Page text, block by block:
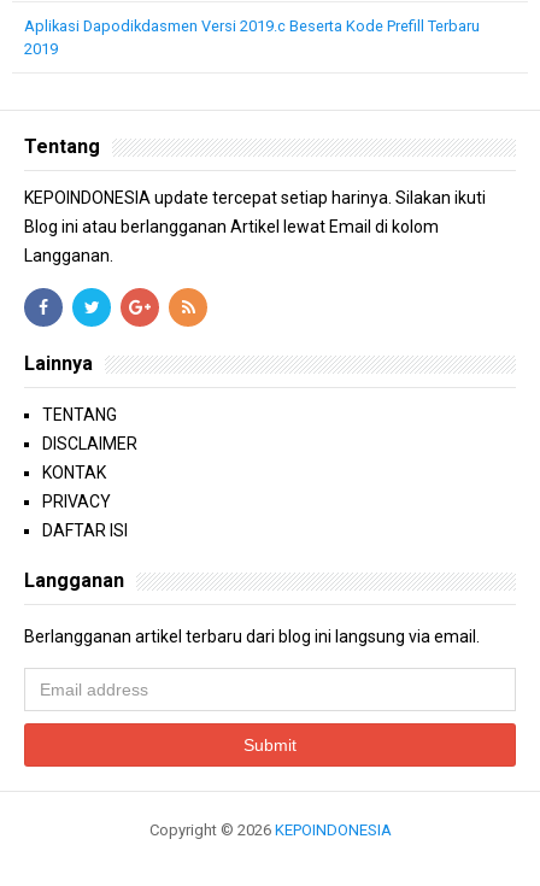
Aplikasi Dapodikdasmen Versi 2019.c Beserta Kode Prefill Terbaru
2019
Tentang
KEPOINDONESIA update tercepat setiap harinya. Silakan ikuti
Blog ini atau berlangganan Artikel lewat Email di kolom
Langganan.
Lainnya
TENTANG
DISCLAIMER
KONTAK
PRIVACY
DAFTAR ISI
Langganan
Berlangganan artikel terbaru dari blog ini langsung via email.
Copyright © 2026 KEPOINDONESIA